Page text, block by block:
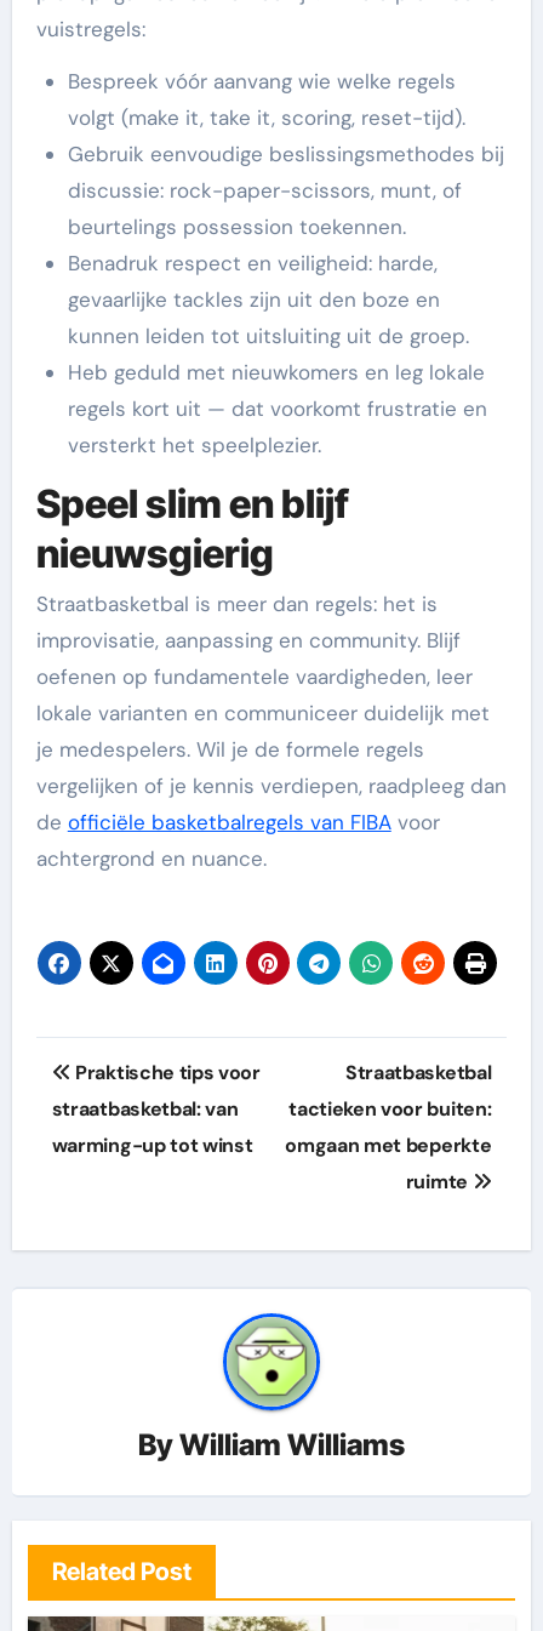
vuistregels:
Bespreek vóór aanvang wie welke regels
volgt (make it, take it, scoring, reset-tijd).
Gebruik eenvoudige beslissingsmethodes bij
discussie: rock-paper-scissors, munt, of
beurtelings possession toekennen.
Benadruk respect en veiligheid: harde,
gevaarlijke tackles zijn uit den boze en
kunnen leiden tot uitsluiting uit de groep.
Heb geduld met nieuwkomers en leg lokale
regels kort uit — dat voorkomt frustratie en
versterkt het speelplezier.
Speel slim en blijf
nieuwsgierig
Straatbasketbal is meer dan regels: het is
improvisatie, aanpassing en community. Blijf
oefenen op fundamentele vaardigheden, leer
lokale varianten en communiceer duidelijk met
je medespelers. Wil je de formele regels
vergelijken of je kennis verdiepen, raadpleeg dan
de officiële basketbalregels van FIBAvoor
achtergrond en nuance.
Post
navigation
Praktische tips voor
straatbasketbal: van
warming-up tot winst
Straatbasketbal
tactieken voor buiten:
omgaan met beperkte
ruimte
ByWilliam Williams
Related Post